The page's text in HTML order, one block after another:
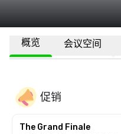
概览 会议空间
促销
The Grand Finale